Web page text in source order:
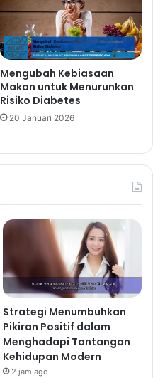
Mengubah Kebiasaan
Makan untuk Menurunkan
Risiko Diabetes
20 Januari 2026
Strategi Menumbuhkan
Pikiran Positif dalam
Menghadapi Tantangan
Kehidupan Modern
2 jam ago